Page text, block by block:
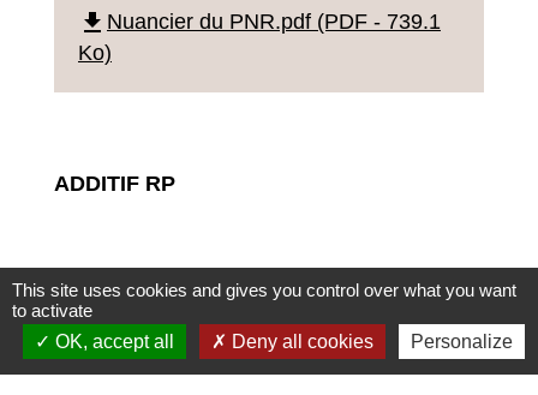
file_download Nuancier du PNR.pdf (PDF - 739.1
Ko)
ADDITIF RP
Mise en compatibilité du
Plan Local d’Urbanisme –
Procédure en cours
This site uses cookies and gives you control over what you want
to activate
OK, accept all
Deny all cookies Personalize